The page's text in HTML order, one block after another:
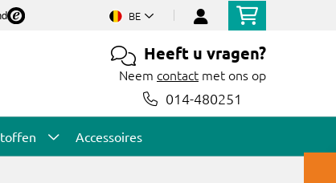
BE
Heeft u vragen?
Neem contact met ons op
014-480251
Accessoires